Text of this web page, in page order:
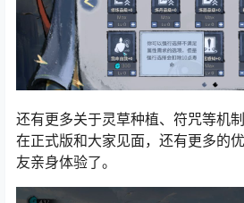
还有更多关于灵草种植、符咒等机
在正式版和大家见面，还有更多的
友亲身体验了。